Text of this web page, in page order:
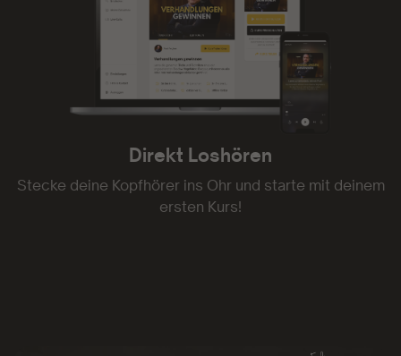
Direkt Loshören
Stecke deine Kopfhörer ins Ohr und starte mit deinem
ersten Kurs!